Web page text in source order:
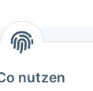
nutzen